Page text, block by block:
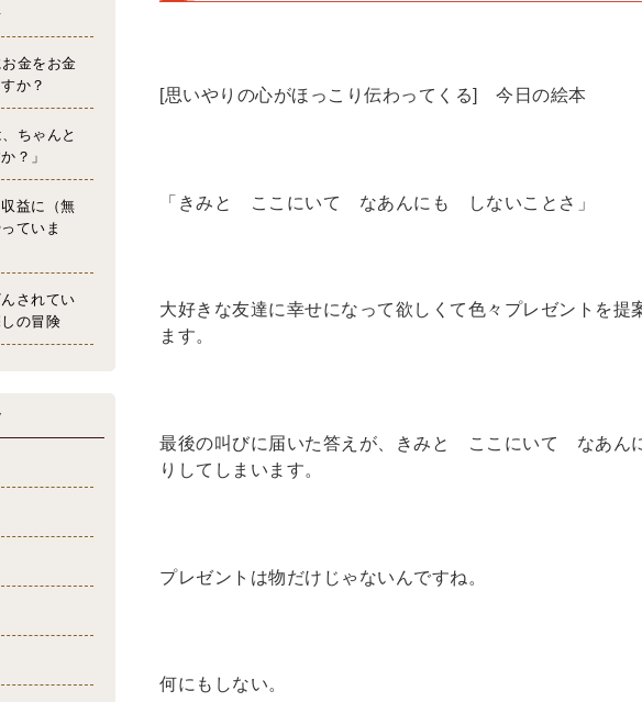
[思いやりの心がほっこり伝わってくる] 今日の絵本
「きみと ここにいて なあんにも しないことさ」
大好きな友達に幸せになって欲しくて色々プレゼントを提
ます。
最後の叫びに届いた答えが、きみと ここにいて なあん
りしてしまいます。
プレゼントは物だけじゃないんですね。
何にもしない。
金をお金
か？
、ちゃんと
？」
益に（無
ていま
されてい
の冒険